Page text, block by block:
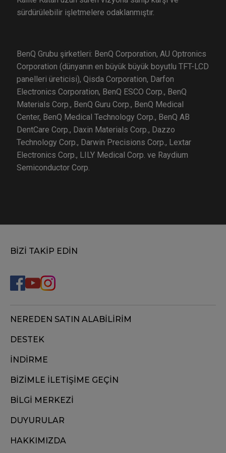
sürdürülebilir işletmelere odaklanmıştır.
BenQ Grubu şirketleri: BenQ Corporation, AU Optronics
Corporation (dünyanın en büyük büyük boyutlu TFT-LCD
panelleri üreticisi), Qisda Corporation, Darfon
Electronics Corporation, BenQ ESCO Corp., BenQ
Materials Corp., BenQ Guru Corp., BenQ Medical
Center, BenQ Medical Technology Corp., BenQ AB
DentCare Corp., Daxin Materials Corp., Dazzo
Technology Corp., Darwin Precisions Corp., Lextar
Electronics Corp., LILY Medical Corp. ve Raydium
Semiconductor Corp.
BİZİ TAKİP EDİN
NEREDEN SATIN ALABİLİRİM
DESTEK
İNDİRME
BİZİMLE İLETİŞİME GEÇİN
BİLGİ MERKEZİ
DUYURULAR
HAKKIMIZDA